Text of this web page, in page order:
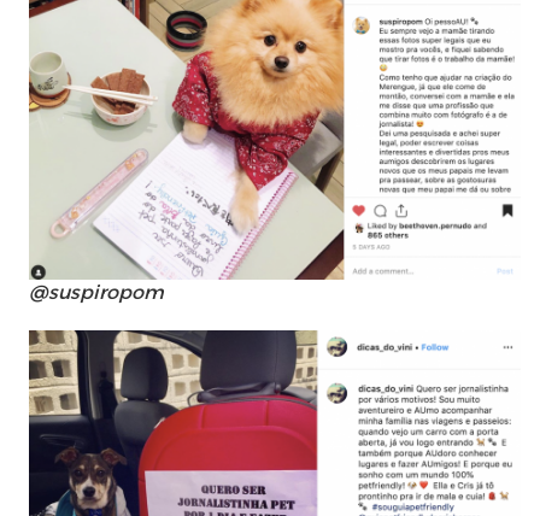
@suspiropom